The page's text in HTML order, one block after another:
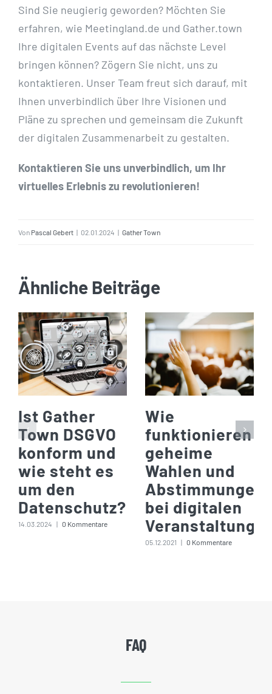
Sind Sie neugierig geworden? Möchten Sie
erfahren, wie Meetingland.de und Gather.town
Ihre digitalen Events auf das nächste Level
bringen können? Zögern Sie nicht, uns zu
kontaktieren. Unser Team freut sich darauf, mit
Ihnen unverbindlich über Ihre Visionen und
Pläne zu sprechen und gemeinsam die Zukunft
der digitalen Zusammenarbeit zu gestalten.
Kontaktieren Sie uns unverbindlich, um Ihr
virtuelles Erlebnis zu revolutionieren!
Von Pascal Gebert | 02.01.2024 | Gather Town
Ähnliche Beiträge
Ist Gather
Town DSGVO
konform und
wie steht es
um den
Datenschutz?
14.03.2024 | 0 Kommentare
Wie
funktionieren
geheime
Wahlen und
Abstimmungen
bei digitalen
05.12.2021 | 0 Kommentare
FAQ